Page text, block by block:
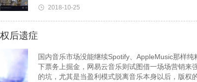
2018-10-25
后遗症
国内音乐市场没能继续Spotify、AppleMusic那样
下票务上掘金，网易云音乐则试图借一场场营销来
的坑，尤其是当盈利模式脱离音乐本身以后，版权